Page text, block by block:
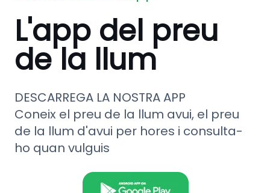
L'app del preu
de la llum
DESCARREGA LA NOSTRA APP
Coneix el preu de la llum avui, el preu
de la llum d'avui per hores i consulta-
ho quan vulguis